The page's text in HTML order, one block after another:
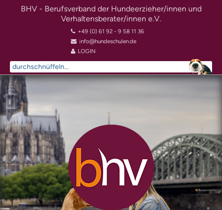
BHV - Berufsverband der Hundeerzieher/innen und
Verhaltensberater/innen e.V.
+49 (0) 61 92 - 9 58 11 36
info@hundeschulen.de
LOGIN
Suchen
...